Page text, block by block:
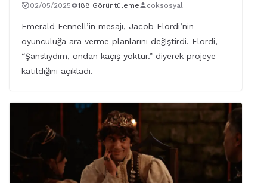
02/05/2025 188 Görüntüleme coksosyal
Emerald Fennell’in mesajı, Jacob Elordi’nin
oyunculuğa ara verme planlarını değiştirdi. Elordi,
“Şanslıydım, ondan kaçış yoktur.” diyerek projeye
katıldığını açıkladı.